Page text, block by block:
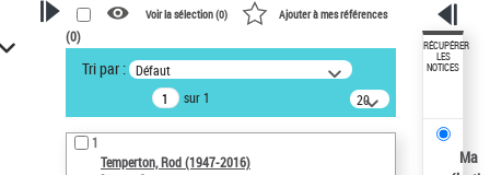
VOTRE RECHERCHE
Recherche avancée dans les
notices d’autorité
Œuvres liées à l'auteur :
Temperton, Rod (1947-2016)
Voir la sélection (0) Ajouter à mes références
(0)
Tri par : Défaut
sur 1
20
résultats/page
1
Temperton, Rod (1947-2016)
RÉCUPÉRER
LES
NOTICES
Ma